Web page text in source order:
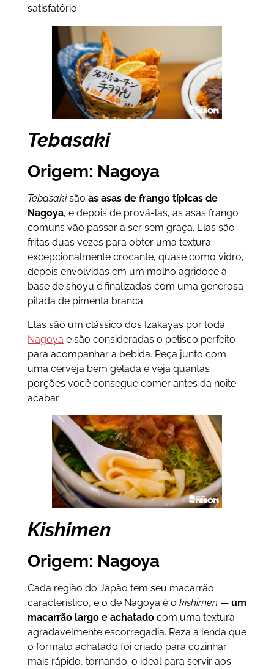
satisfatório.
Tebasaki
Origem: Nagoya
Tebasakisão as asas de frango típicas de
Nagoya, e depois de prová-las, as asas frango
comuns vão passar a ser sem graça. Elas são
fritas duas vezes para obter uma textura
excepcionalmente crocante, quase como vidro,
depois envolvidas em um molho agridoce à
base de shoyu e finalizadas com uma generosa
pitada de pimenta branca.
Elas são um clássico dos Izakayas por toda
Nagoya e são consideradas o petisco perfeito
para acompanhar a bebida. Peça junto com
uma cerveja bem gelada e veja quantas
porções você consegue comer antes da noite
acabar.
Kishimen
Origem: Nagoya
Cada região do Japão tem seu macarrão
característico, e o de Nagoya é o kishimen — um
macarrão largo e achatado com uma textura
agradavelmente escorregadia. Reza a lenda que
o formato achatado foi criado para cozinhar
mais rápido, tornando-o ideal para servir aos